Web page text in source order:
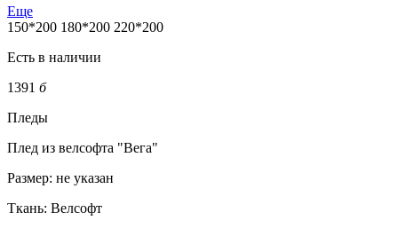
Еще
150*200 180*200 220*200
Есть в наличии
1391 б
Пледы
Плед из велсофта "Вега"
Размер: не указан
Ткань: Велсофт